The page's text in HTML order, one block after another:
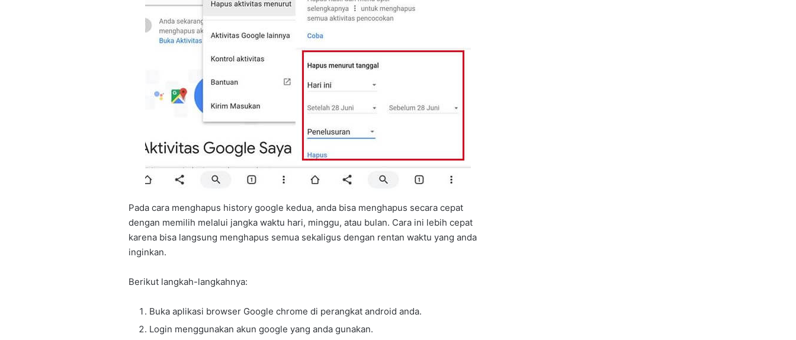
Pada cara menghapus history google kedua, anda bisa menghapus secara cepat
dengan memilih melalui jangka waktu hari, minggu, atau bulan. Cara ini lebih cepat
karena bisa langsung menghapus semua sekaligus dengan rentan waktu yang anda
inginkan.
Berikut langkah-langkahnya:
Buka aplikasi browser Google chrome di perangkat android anda.
Login menggunakan akun google yang anda gunakan.